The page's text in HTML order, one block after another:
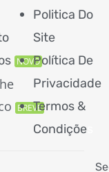
NOVO
BREVE
Politica Do
Site
Política De
Privacidade
Termos &
Condiçõe